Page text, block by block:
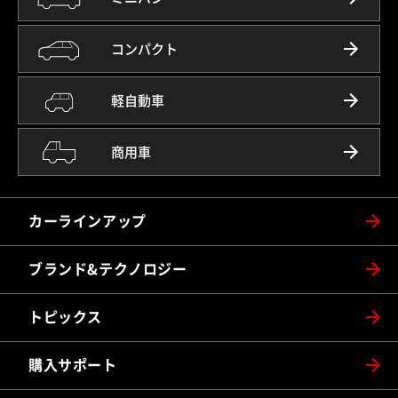
カーラインアップ
コンパクト
軽自動車
商用車
ブランド&テクノロジー
トピックス
購入サポート